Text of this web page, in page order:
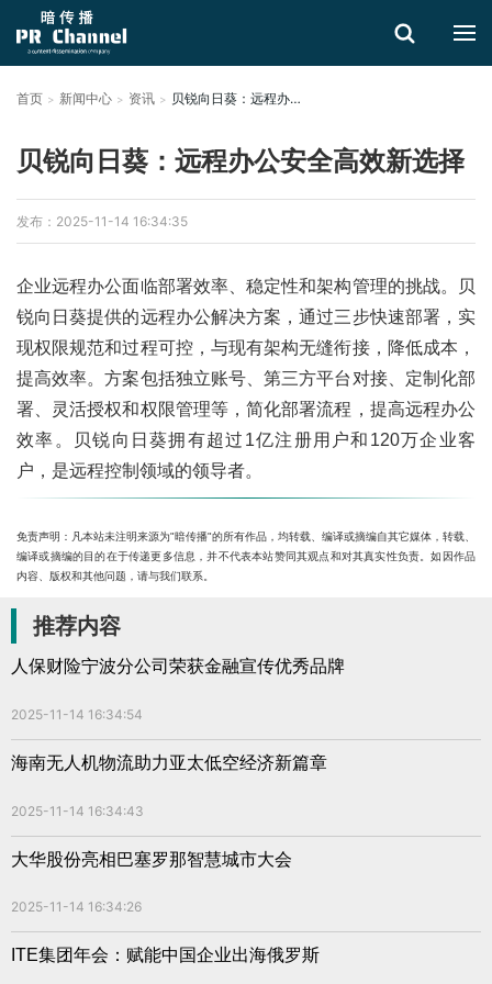
首页 新闻中心 资讯 贝锐向日葵：远程办公安全高效新选择
贝锐向日葵：远程办公安全高效新选择
发布：2025-11-14 16:34:35
企业远程办公面临部署效率、稳定性和架构管理的挑战。贝
锐向日葵提供的远程办公解决方案，通过三步快速部署，实
现权限规范和过程可控，与现有架构无缝衔接，降低成本，
提高效率。方案包括独立账号、第三方平台对接、定制化部
署、灵活授权和权限管理等，简化部署流程，提高远程办公
效率。贝锐向日葵拥有超过1亿注册用户和120万企业客
户，是远程控制领域的领导者。
免责声明：凡本站未注明来源为"暗传播"的所有作品，均转载、编译或摘编自其它媒体，转载、
编译或摘编的目的在于传递更多信息，并不代表本站赞同其观点和对其真实性负责。如因作品
内容、版权和其他问题，请与我们联系。
推荐内容
人保财险宁波分公司荣获金融宣传优秀品牌
2025-11-14 16:34:54
海南无人机物流助力亚太低空经济新篇章
2025-11-14 16:34:43
大华股份亮相巴塞罗那智慧城市大会
2025-11-14 16:34:26
ITE集团年会：赋能中国企业出海俄罗斯